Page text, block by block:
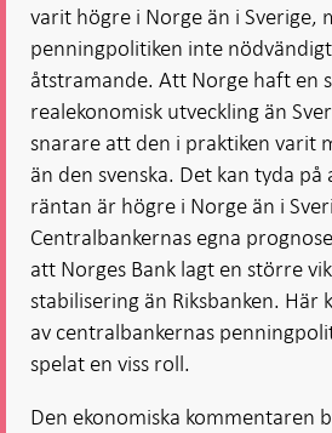
varit högre i Norge än i Sverige,
penningpolitiken inte
åtstramande. Att Norge haft en
realekonomisk utveckling än
snarare att den i praktiken varit
än den svenska. Det kan tyda
räntan är högre i Norge än i
Centralbankernas egna
att Norges Bank lagt en större
stabilisering än Riksbanken.
av centralbankernas
spelat en viss roll.
Den ekonomiska kommentaren